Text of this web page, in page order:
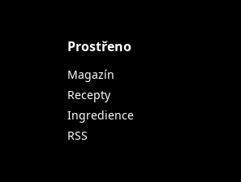
Prostřeno
Magazín
Recepty
Ingredience
RSS